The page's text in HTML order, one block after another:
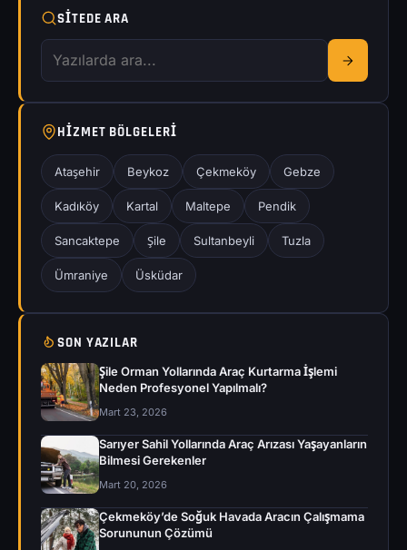
SITEDE ARA
HIZMET BÖLGELERI
Ataşehir Beykoz Çekmeköy Gebze
Kadıköy Kartal Maltepe Pendik
Sancaktepe Şile Sultanbeyli Tuzla
Ümraniye Üsküdar
SON YAZILAR
Şile Orman Yollarında Araç Kurtarma İşlemi
Neden Profesyonel Yapılmalı?
Mart 23, 2026
Sarıyer Sahil Yollarında Araç Arızası Yaşayanların
Bilmesi Gerekenler
Mart 20, 2026
Çekmeköy’de Soğuk Havada Aracın Çalışmama
Sorununun Çözümü